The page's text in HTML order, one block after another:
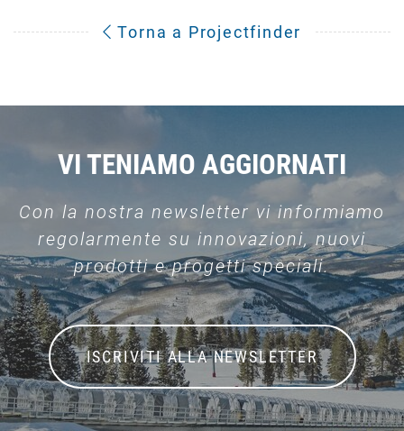
Torna a Projectfinder
VI TENIAMO AGGIORNATI
Con la nostra newsletter vi informiamo
regolarmente su innovazioni, nuovi
prodotti e progetti speciali.
ISCRIVITI ALLA NEWSLETTER